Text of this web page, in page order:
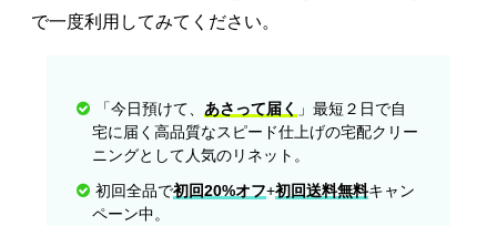
で一度利用してみてください。
「今日預けて、 あさって届く 」最短２日で自
宅に届く高品質なスピード仕上げの宅配クリー
ニングとして人気のリネット。
初回全品で初回20%オフ+初回送料無料キャン
ペーン中。